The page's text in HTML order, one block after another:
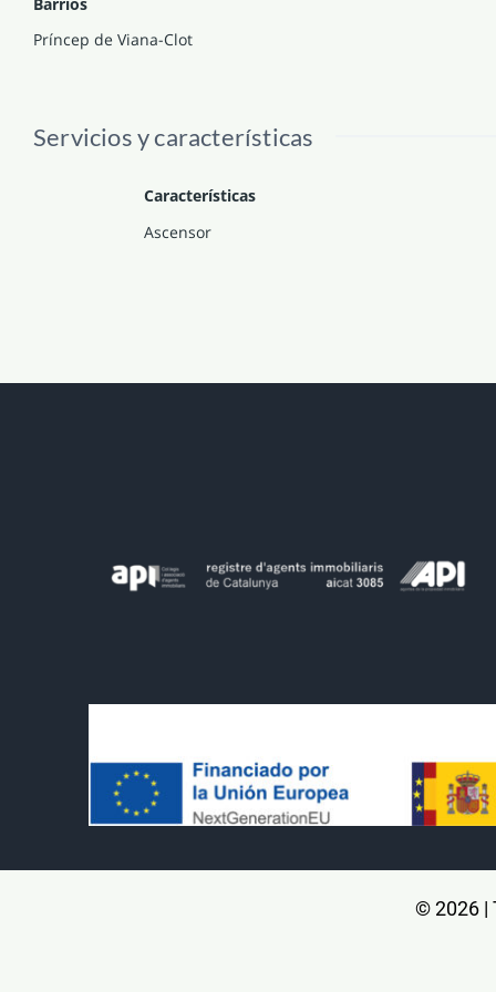
Príncep de Viana-Clot
Servicios y características
Características
Ascensor
© 2026 |